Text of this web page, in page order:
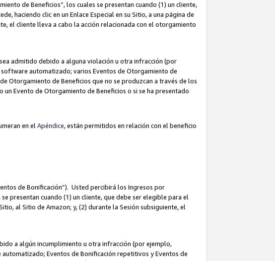
de Beneficios”, los cuales se presentan cuando (1) un cliente,
haciendo clic en un Enlace Especial en su Sitio, a una página de
el cliente lleva a cabo la acción relacionada con el otorgamiento
admitido debido a alguna violación u otra infracción (por
automatizado; varios Eventos de Otorgamiento de
Otorgamiento de Beneficios que no se produzcan a través de los
un Evento de Otorgamiento de Beneficios o si se ha presentado
en el Apéndice, están permitidos en relación con el beneficio
de Bonificación”). Usted percibirá los Ingresos por
presentan cuando (1) un cliente, que debe ser elegible para el
al Sitio de Amazon; y, (2) durante la Sesión subsiguiente, el
a algún incumplimiento u otra infracción (por ejemplo,
Eventos de Bonificación repetitivos y Eventos de